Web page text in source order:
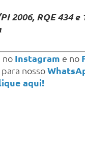
2006, RQE 434 e
no Instagram e no
nosso
aqui!